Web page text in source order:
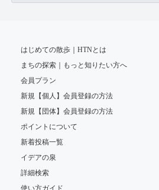
はじめての散歩｜HTNとは
まちの探索｜もっと知りたい方へ
会員プラン
新規【個人】会員登録の方法
新規【団体】会員登録の方法
ポイントについて
新着投稿一覧
イデアの泉
詳細検索
使い方ガイド